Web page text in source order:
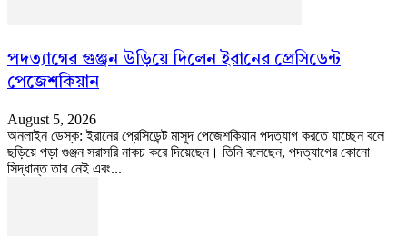
পদত্যাগের গুঞ্জন উড়িয়ে দিলেন ইরানের প্রেসিডেন্ট
পেজেশকিয়ান
August 5, 2026
অনলাইন ডেস্ক: ইরানের প্রেসিডেন্ট মাসুদ পেজেশকিয়ান পদত্যাগ করতে যাচ্ছেন বলে
ছড়িয়ে পড়া গুঞ্জন সরাসরি নাকচ করে দিয়েছেন। তিনি বলেছেন, পদত্যাগের কোনো
সিদ্ধান্ত তার নেই এবং...